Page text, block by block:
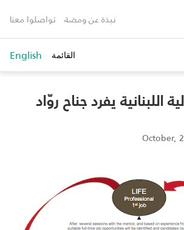
نبذة عن ومضة تواصلوا معنا
القائمة English
اللبنانية يفرد جناح روّاد